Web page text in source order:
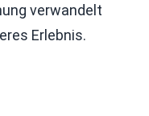
verwandelt
Erlebnis.